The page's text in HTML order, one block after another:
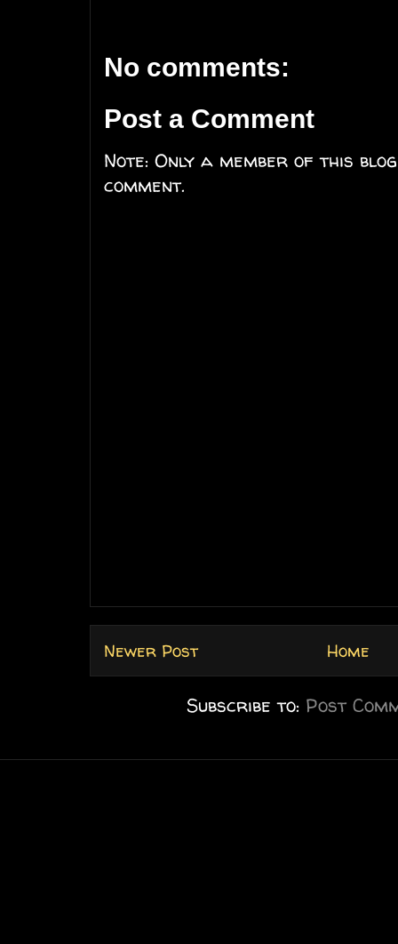
No comments:
Post a Comment
Note: Only a member of this
comment.
Newer Post Home
Subscribe to: Post